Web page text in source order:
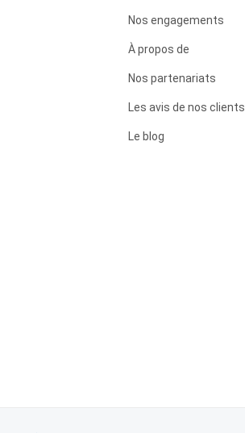
Nos engagements
À propos de
Nos partenariats
Les avis de nos clients
Le blog